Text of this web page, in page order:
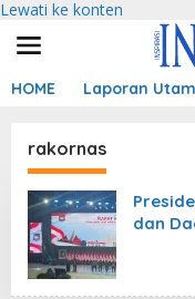
Lewati ke konten
HOME Laporan
rakornas
dan